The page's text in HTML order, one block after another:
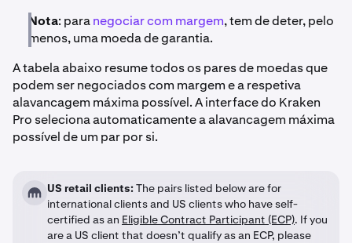
Nota: paranegociar com margem, tem de deter, pelo
menos, uma moeda de garantia.
A tabela abaixo resume todos os pares de moedas que
podem ser negociados com margem e a respetiva
alavancagem máxima possível. A interface do Kraken
Pro seleciona automaticamente a alavancagem máxima
possível de um par por si.
US retail clients:The pairs listed below are for
international clients and US clients who have self-
certified as an Eligible Contract Participant (ECP). If you
are a US client that doesn’t qualify as an ECP, please